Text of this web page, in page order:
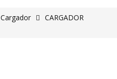
Cargador
CARGADOR